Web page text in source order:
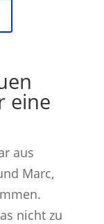
eine
aus
Marc,
nicht zu